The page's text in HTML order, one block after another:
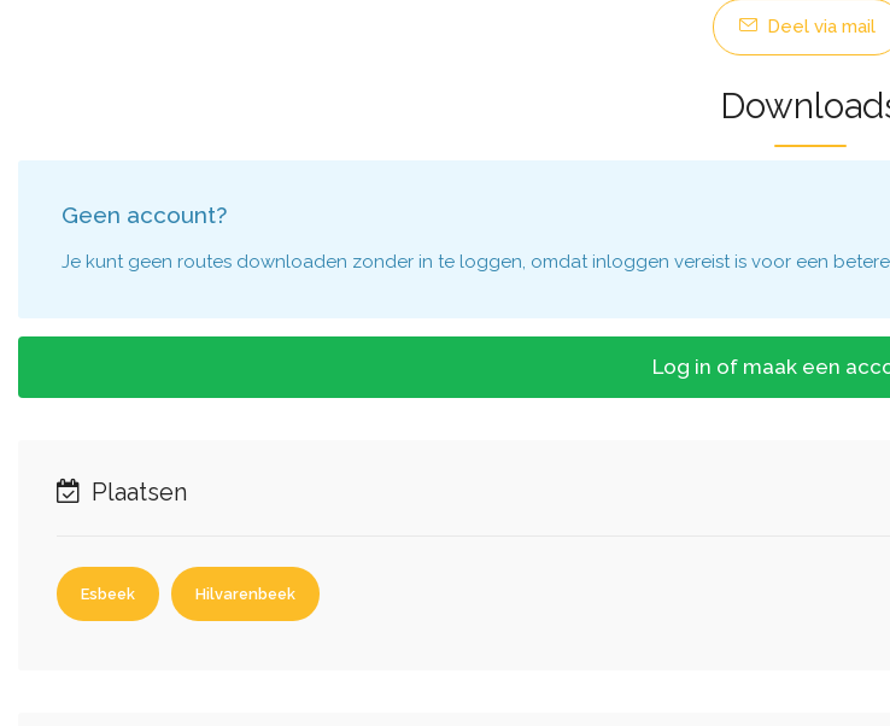
Deel via mail
Geen account?
Je kunt geen routes downloaden zonder in te loggen, omdat inloggen vereist is voor een
Log in of maak een
Plaatsen
Esbeek Hilvarenbeek